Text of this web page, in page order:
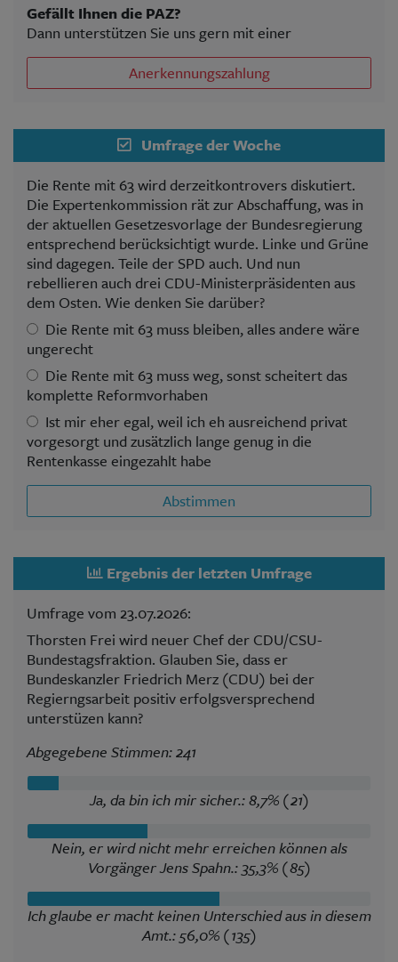
Gefällt Ihnen die PAZ?
Dann unterstützen Sie uns gern mit einer
Anerkennungszahlung
Umfrage der Woche
Die Rente mit 63 wird derzeitkontrovers diskutiert.
Die Expertenkommission rät zur Abschaffung, was in
der aktuellen Gesetzesvorlage der Bundesregierung
entsprechend berücksichtigt wurde. Linke und Grüne
sind dagegen. Teile der SPD auch. Und nun
rebellieren auch drei CDU-Ministerpräsidenten aus
dem Osten. Wie denken Sie darüber?
Die Rente mit 63 muss bleiben, alles andere wäre
ungerecht
Die Rente mit 63 muss weg, sonst scheitert das
komplette Reformvorhaben
Ist mir eher egal, weil ich eh ausreichend privat
vorgesorgt und zusätzlich lange genug in die
Rentenkasse eingezahlt habe
Abstimmen
Ergebnis der letzten Umfrage
Umfrage vom 23.07.2026:
Thorsten Frei wird neuer Chef der CDU/CSU-
Bundestagsfraktion. Glauben Sie, dass er
Bundeskanzler Friedrich Merz (CDU) bei der
Regierngsarbeit positiv erfolgsversprechend
unterstüzen kann?
Abgegebene Stimmen: 241
Ja, da bin ich mir sicher.: 8,7% (21)
Nein, er wird nicht mehr erreichen können als
Vorgänger Jens Spahn.: 35,3% (85)
Ich glaube er macht keinen Unterschied aus in diesem
Amt.: 56,0% (135)